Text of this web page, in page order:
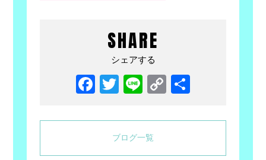
SHARE
シェアする
Facebook
Twitter
LineCopy
ブログ一覧